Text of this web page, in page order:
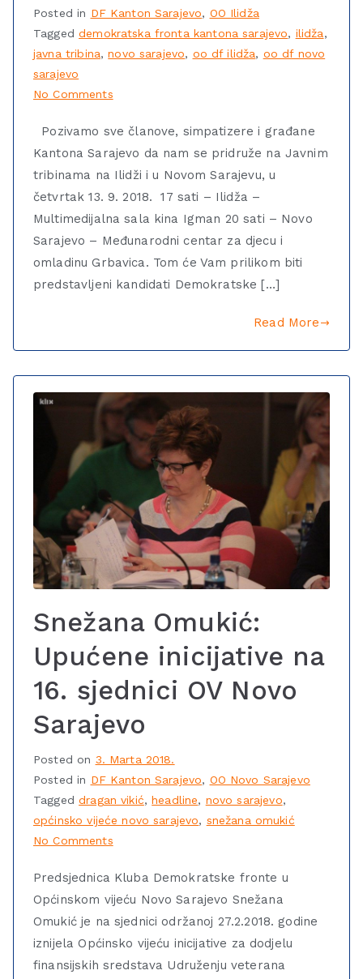
Posted in DF Kanton Sarajevo, OO Ilidža
Taggeddemokratska fronta kantona sarajevo, ilidža,
javna tribina,novo sarajevo, oo df ilidža, oo df novo
sarajevo
No Comments
Pozivamo sve članove, simpatizere i građane
Kantona Sarajevo da nam se pridruže na Javnim
tribinama na Ilidži i u Novom Sarajevu, u
četvrtak 13. 9. 2018. 17 sati – Ilidža –
Multimedijalna sala kina Igman 20 sati – Novo
Sarajevo – Međunarodni centar za djecu i
omladinu Grbavica. Tom će Vam prilikom biti
predstavljeni kandidati Demokratske […]
Read More
Snežana Omukić:
Upućene inicijative na
16. sjednici OV Novo
Sarajevo
Posted on 3. Marta 2018.
Posted in DF Kanton Sarajevo, OO Novo Sarajevo
Taggeddragan vikić,headline, novo sarajevo,
općinsko vijeće novo sarajevo, snežana omukić
No Comments
Predsjednica Kluba Demokratske fronte u
Općinskom vijeću Novo Sarajevo Snežana
Omukić je na sjednici održanoj 27.2.2018. godine
iznijela Općinsko vijeću inicijative za dodjelu
finansijskih sredstava Udruženju veterana